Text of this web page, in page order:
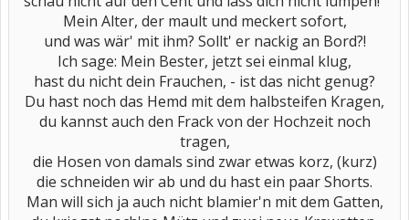
Mein Alter, der mault und meckert sofort,
und was wär' mit ihm? Sollt' er nackig an Bord?!
Ich sage: Mein Bester, jetzt sei einmal klug,
hast du nicht dein Frauchen, - ist das nicht genug?
Du hast noch das Hemd mit dem halbsteifen Kragen,
du kannst auch den Frack von der Hochzeit noch
tragen,
die Hosen von damals sind zwar etwas korz, (kurz)
die schneiden wir ab und du hast ein paar Shorts.
Man will sich ja auch nicht blamier'n mit dem Gatten,